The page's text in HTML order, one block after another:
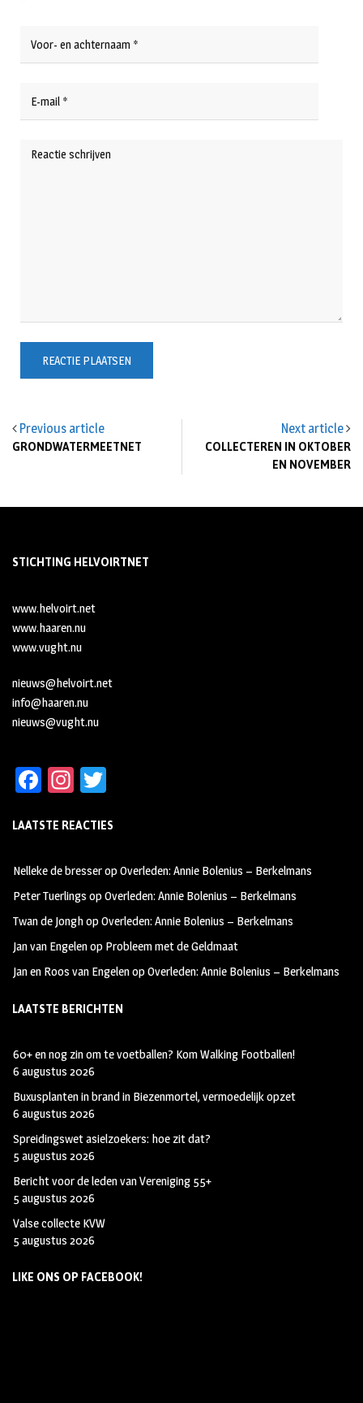
Previous article
GRONDWATERMEETNET
Next article
COLLECTEREN IN OKTOBER
EN NOVEMBER
STICHTING HELVOIRTNET
www.helvoirt.net
www.haaren.nu
www.vught.nu
nieuws@helvoirt.net
info@haaren.nu
nieuws@vught.nu
Fa
b
oo
k
In
ag
m
tt
LAATSTE REACTIES
Nelleke de bresseropOverleden: Annie Bolenius – Berkelmans
Peter Tuerlings opOverleden: Annie Bolenius – Berkelmans
Twan de JonghopOverleden: Annie Bolenius – Berkelmans
Jan van Engelenop Probleem met de Geldmaat
Jan en Roos van EngelenopOverleden: Annie Bolenius – Berkelmans
LAATSTE BERICHTEN
60+ en nog zin om te voetballen? Kom Walking Footballen!
6 augustus 2026
Buxusplanten in brand in Biezenmortel, vermoedelijk opzet
6 augustus 2026
Spreidingswet asielzoekers: hoe zit dat?
5 augustus 2026
Bericht voor de leden van Vereniging 55+
5 augustus 2026
Valse collecte KVW
5 augustus 2026
LIKE ONS OP FACEBOOK!